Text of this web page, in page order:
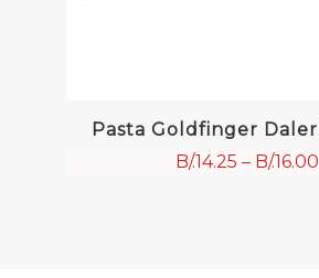
Pasta Goldfinger
B/.14.25 – B/.16.00